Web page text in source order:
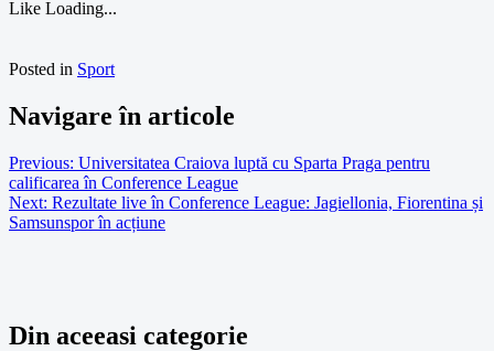
Like Loading...
Posted in Sport
Navigare în articole
Previous: Universitatea Craiova luptă cu Sparta Praga pentru
calificarea în Conference League
Next: Rezultate live în Conference League: Jagiellonia, Fiorentina și
Samsunspor în acțiune
Din aceeasi categorie